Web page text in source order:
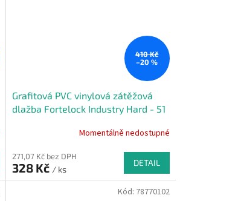
410 Kč
–20 %
Grafitová PVC vinylová zátěžová
dlažba Fortelock Industry Hard - 51
Momentálně nedostupné
271,07 Kč bez DPH
328 Kč / ks
DETAIL
Kód: 78770102